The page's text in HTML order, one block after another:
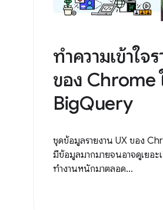
ทำความเข้าใจ
ของ Chrome
BigQuery
ชุดข้อมูลรายงาน UX ของ
มีข้อมูลมากมายจนอาจดูเยอะ
ทำงานหนักมาตลอด...